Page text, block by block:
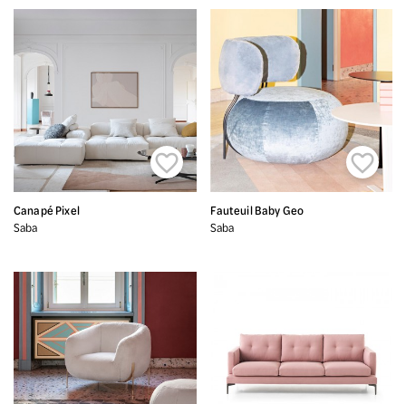

Canapé Pixel
Saba

Fauteuil Baby Geo
Saba